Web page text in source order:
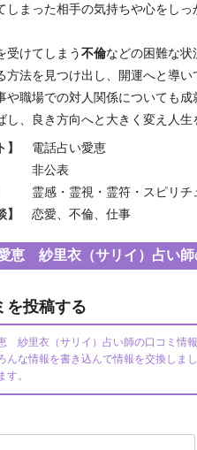
しまった相手の気持ちや心をし
受けてしまう不倫などの困難な
方法を見つけ出し、開運へと導
や職場での対人関係についても
し、良き方向へと大きく変え人生
電話占い愛恵
非公表
霊感・霊視・霊符・スピリ
恋愛、不倫、仕事
恵 紗里衣（サリイ）占い師
を投稿する
紗里衣（サリイ）占い師の口コミ情
んな情報を書き込んで情報を交換しま
す。